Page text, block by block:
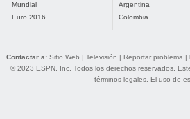
Mundial
Euro 2016
Argentina
Colombia
Contactar a: Sitio Web | Televisión | Reportar problema |
© 2023 ESPN, Inc. Todos los derechos reservados.
términos legales. El uso de